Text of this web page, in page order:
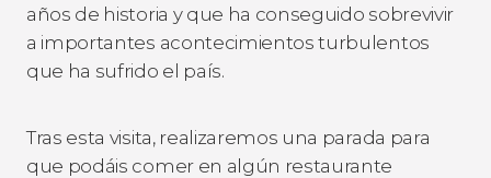
años de historia y que ha conseguido sobrevivir
a importantes acontecimientos turbulentos
que ha sufrido el país.
Tras esta visita, realizaremos una parada para
que podáis comer en algún restaurante